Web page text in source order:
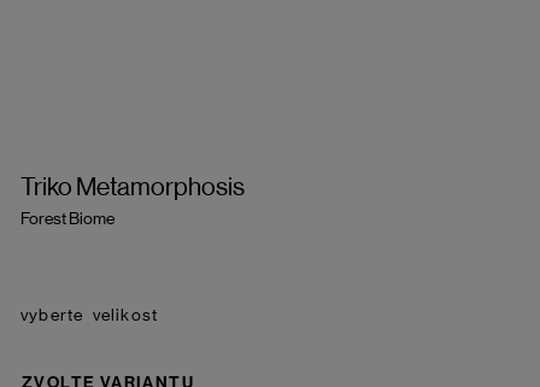
Triko Metamorphosis
Forest Biome
velikost
ZVOLTE VARIANTU